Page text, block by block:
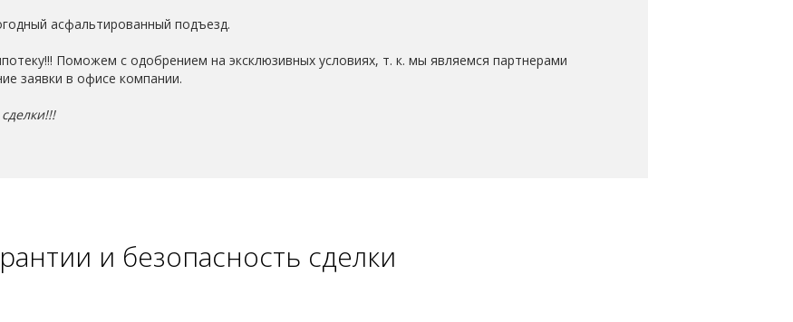
асфальтированный подъезд.
Поможем с одобрением на эксклюзивных условиях, т. к. мы являемся партнерами
заявки в офисе компании.
и безопасность сделки